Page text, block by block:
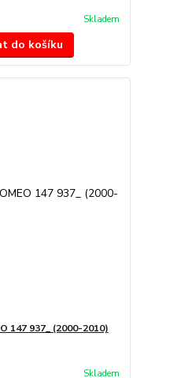
Skladem
do košíku
147 937_ (2000-2010)
Skladem